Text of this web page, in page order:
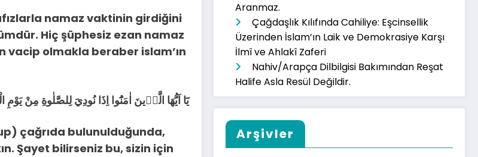
namaz vaktinin girdiğini
Hiç şüphesiz ezan namaz
vacip olmakla beraber islam’ın
يَٓا اَيُّهَا الَّذ۪ينَ اٰمَنُٓوا اِذَا نُودِيَ لِلصَّلٰوةِ مِنْ يَوْمِ الْجُمُعَةِ فَاسْعَوْا اِلٰى ذِكْرِ اللّٰهِ وَذَرُوا الْبَيْعَۜ ذٰلِكُمْ خَيْرٌ لَكُمْ اِنْ كُنْتُمْ تَعْلَمُونَ
çağrıda bulunulduğunda,
Şayet bilirseniz bu, sizin için
Aranmaz.
Çağdaşlık Kılıfında Cahiliye: Eşcinsellik
Üzerinden İslam’ın Laik ve Demokrasiye Karşı
İlmî ve Ahlakî Zaferi
Nahiv/Arapça Dilbilgisi Bakımından Reşat
Halife Asla Resül Değildir.
Arşivler